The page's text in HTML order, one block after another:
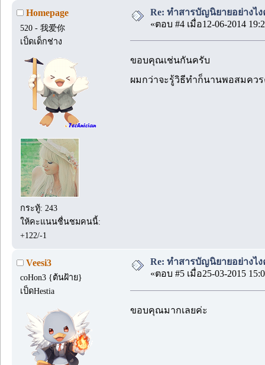
Homepage
520 - 我爱你
เป็ดเด็กช่าง
กระทู้: 243
ให้คะแนนชื่นชมคนนี้:
+122/-1
Re: ทำสารบัญนิยายอย่างไ
«ตอบ #4 เมื่อ12-06-2014
ขอบคุณเช่นกันครับ
ผมกว่าจะรู้วิธีทำก็นานพอสมควร
Veesi3
coHon3 {ต้นฝ้าย}
เป็ดHestia
Re: ทำสารบัญนิยายอย่างไ
«ตอบ #5 เมื่อ25-03-2015
ขอบคุณมากเลยค่ะ